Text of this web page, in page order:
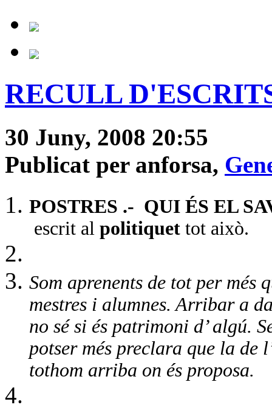
RECULL
30 Juny, 2008 20:55
Publicat per anforsa,
POSTRES .- QUI ÉS EL
escrit al politiquet tot això.
Som aprenents de tot per més
mestres i alumnes. Arribar a
no sé si és patrimoni d’ algú.
potser més preclara que la de
tothom arriba on és proposa.